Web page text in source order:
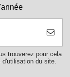
trouverez pour cela
du site.